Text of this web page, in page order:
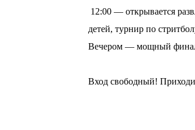
12:00 — открывается
детей, турнир по
Вечером — мощный финал!
Вход свободный!